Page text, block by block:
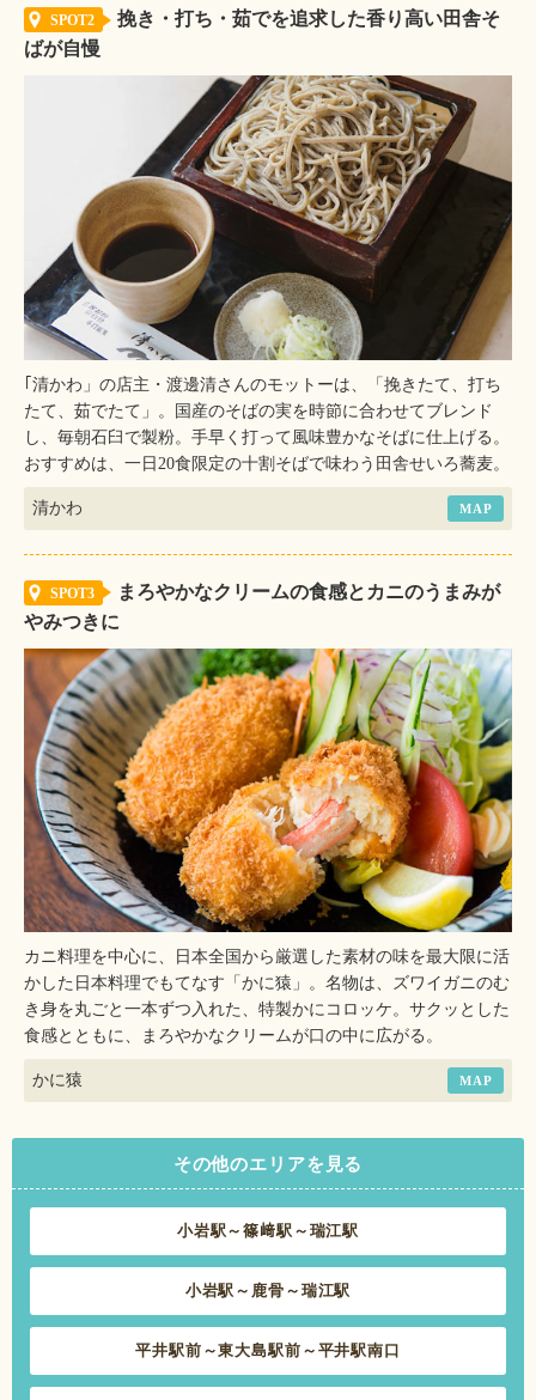
SPOT2
挽き・打ち・茹でを追求した香り高い田舎そ
ばが自慢
｢清かわ」の店主・渡邊清さんのモットーは、「挽きたて、打ち
たて、茹でたて」。国産のそばの実を時節に合わせてブレンド
し、毎朝石臼で製粉。手早く打って風味豊かなそばに仕上げる。
おすすめは、一日20食限定の十割そばで味わう田舎せいろ蕎麦。
MAP
清かわ
SPOT3
まろやかなクリームの食感とカニのうまみが
やみつきに
カニ料理を中心に、日本全国から厳選した素材の味を最大限に活
かした日本料理でもてなす「かに猿」。名物は、ズワイガニのむ
き身を丸ごと一本ずつ入れた、特製かにコロッケ。サクッとした
食感とともに、まろやかなクリームが口の中に広がる。
MAP
かに猿
その他のエリアを見る
小岩駅～篠﨑駅～瑞江駅
小岩駅～鹿骨～瑞江駅
平井駅前～東大島駅前～平井駅南口